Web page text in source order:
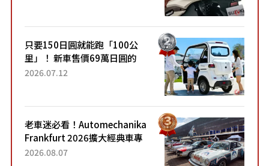
只要150日圓就能跑「100公
里」！ 新車售價69萬日圓的
「3人座」Trike大受歡迎！ 順
2026.07.12
老車迷必看！Automechanika
Frankfurt 2026擴大經典車專
區 1954年珍稀古董車現場修復
2026.08.07